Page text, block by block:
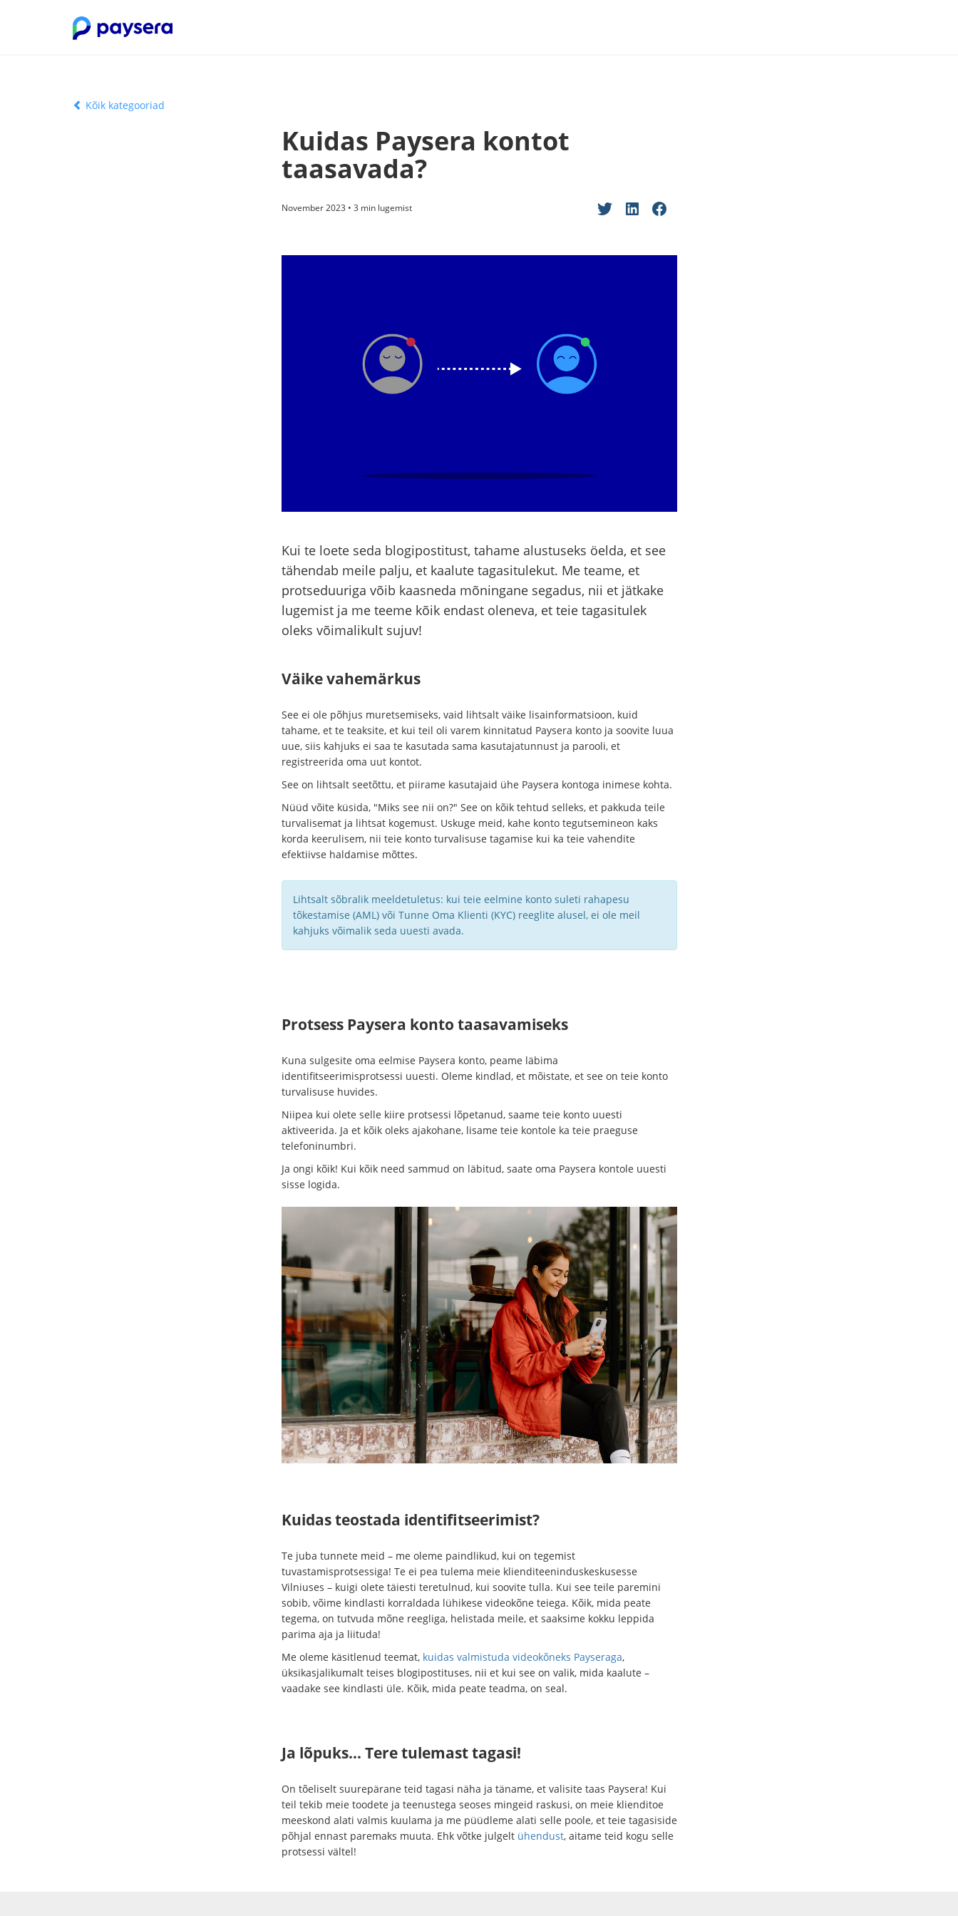
Kõik kategooriad
Kuidas Paysera kontot
taasavada?
November 2023 • 3 min lugemist
Kui te loete seda blogipostitust, tahame alustuseks öelda, et see
tähendab meile palju, et kaalute tagasitulekut. Me teame, et
protseduuriga võib kaasneda mõningane segadus, nii et jätkake
lugemist ja me teeme kõik endast oleneva, et teie tagasitulek
oleks võimalikult sujuv!
Väike vahemärkus
See ei ole põhjus muretsemiseks, vaid lihtsalt väike lisainformatsioon, kuid
tahame, et te teaksite, et kui teil oli varem kinnitatud Paysera konto ja soovite luua
uue, siis kahjuks ei saa te kasutada sama kasutajatunnust ja parooli, et
registreerida oma uut kontot.
See on lihtsalt seetõttu, et piirame kasutajaid ühe Paysera kontoga inimese kohta.
Nüüd võite küsida, "Miks see nii on?" See on kõik tehtud selleks, et pakkuda teile
turvalisemat ja lihtsat kogemust. Uskuge meid, kahe konto tegutsemineon kaks
korda keerulisem, nii teie konto turvalisuse tagamise kui ka teie vahendite
efektiivse haldamise mõttes.
Lihtsalt sõbralik meeldetuletus: kui teie eelmine konto suleti rahapesu
tõkestamise (AML) või Tunne Oma Klienti (KYC) reeglite alusel, ei ole meil
kahjuks võimalik seda uuesti avada.
Protsess Paysera konto taasavamiseks
Kuna sulgesite oma eelmise Paysera konto, peame läbima
identifitseerimisprotsessi uuesti. Oleme kindlad, et mõistate, et see on teie konto
turvalisuse huvides.
Niipea kui olete selle kiire protsessi lõpetanud, saame teie konto uuesti
aktiveerida. Ja et kõik oleks ajakohane, lisame teie kontole ka teie praeguse
telefoninumbri.
Ja ongi kõik! Kui kõik need sammud on läbitud, saate oma Paysera kontole uuesti
sisse logida.
Kuidas teostada identifitseerimist?
Te juba tunnete meid – me oleme paindlikud, kui on tegemist
tuvastamisprotsessiga! Te ei pea tulema meie klienditeeninduskeskusesse
Vilniuses – kuigi olete täiesti teretulnud, kui soovite tulla. Kui see teile paremini
sobib, võime kindlasti korraldada lühikese videokõne teiega. Kõik, mida peate
tegema, on tutvuda mõne reegliga, helistada meile, et saaksime kokku leppida
parima aja ja liituda!
Me oleme käsitlenud teemat, kuidas valmistuda videokõneks Payseraga,
üksikasjalikumalt teises blogipostituses, nii et kui see on valik, mida kaalute –
vaadake see kindlasti üle. Kõik, mida peate teadma, on seal.
Ja lõpuks… Tere tulemast tagasi!
On tõeliselt suurepärane teid tagasi näha ja täname, et valisite taas Paysera! Kui
teil tekib meie toodete ja teenustega seoses mingeid raskusi, on meie klienditoe
meeskond alati valmis kuulama ja me püüdleme alati selle poole, et teie tagasiside
põhjal ennast paremaks muuta. Ehk võtke julgelt ühendust, aitame teid kogu selle
protsessi vältel!